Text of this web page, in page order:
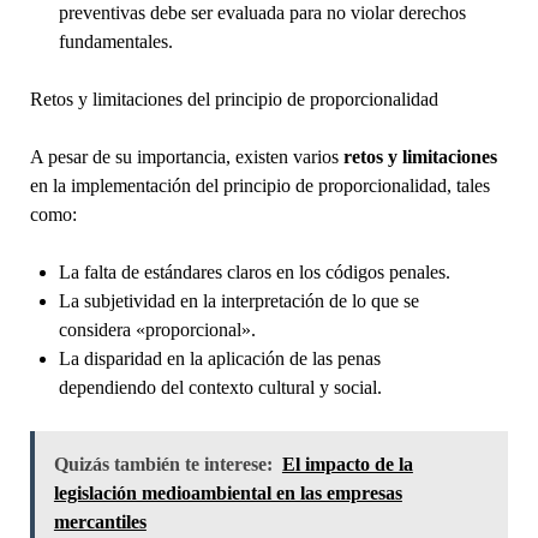
preventivas debe ser evaluada para no violar derechos
fundamentales.
Retos y limitaciones del principio de proporcionalidad
A pesar de su importancia, existen varios retos y limitaciones
en la implementación del principio de proporcionalidad, tales
como:
La falta de estándares claros en los códigos penales.
La subjetividad en la interpretación de lo que se
considera «proporcional».
La disparidad en la aplicación de las penas
dependiendo del contexto cultural y social.
Quizás también te interese: El impacto de la
legislación medioambiental en las empresas
mercantiles